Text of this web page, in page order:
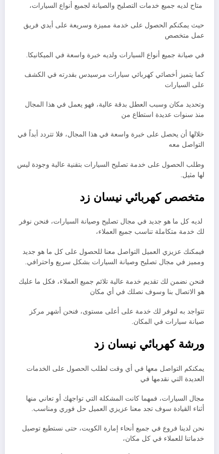
متاح لديه جميع خدمات التصليح والصيانة لجميع أنواع السيارات،
حيث يمكنكم الحصول على خدمة مميزة وسريعة على أيدي فريق
عمل متخصص
في صيانة جميع أنواع السيارات ولديه خبرة واسعة في الميكانيكا.
كما يتميز أخصائي كهربائي سيارات مرسيدس بقدرته في الكشف
على السيارات
وتحديد مكان وسبب العطل بدقة عالية، فهو يعمل في هذا المجال
منذ سنوات عديدة استطاع من
خلالها أن يحصل على خبرة واسعة في هذا المجال، فلا تتردد أبداً في
التواصل معه
وطلب الحصول على خدمة تصليح السيارات بتقنية عالية وجودة ليس
لها مثيل.
متخصص كهربائي نيسان زد
لديه كل ما هو جديد في مجال تصليح وصيانة السيارات، فنحن نوفر
لك خدمة متكاملة تناسب جميع العملاء،
فيمكنك عزيزي العميل التواصل معنا للحصول على كل ما هو جديد
ومميز في مجال تصليح وصيانة السيارات بشكل سريع واحترافي.
فنحن نضمن لك تقديم خدمة عالية تلائم جميع العملاء، فكل ما عليك
هو الاتصال بنا وسوف نصلك في أي مكان
تتواجد به لنوفر لك خدمة على أعلى مستوى، فنحن أشهر مركز
صيانة سيارات في المكان.
ورشة كهربائي نيسان زد
يمكنكم التواصل معها في أي وقت لطلب الحصول على الخدمات
العديدة التي نقدمها في
مجال السيارات، فمهما كانت المشكلة التي تواجهك أو تعاني منها
أثناء القيادة سوف تجد معنا عزيزي العميل حل فوري ومناسب.
نحن لدينا فروع في جميع أنحاء إمارة الكويت، حتى نستطيع توصيل
خدماتنا للعملاء في كل مكان،